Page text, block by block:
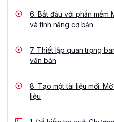
6. Bắt đầu với phần mềm
và tính năng cơ bản
7. Thiết lập quan trọng
văn bản
8. Tạo một tài liệu mới.
liệu